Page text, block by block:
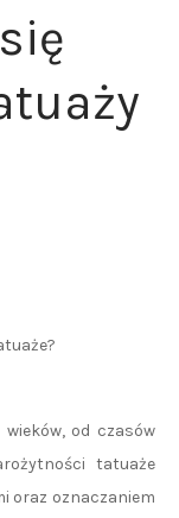
od czasów
tatuaże
oraz oznaczaniem